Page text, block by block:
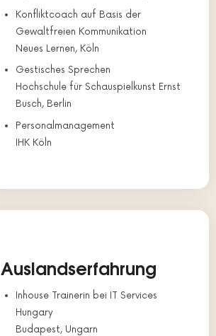
Konfliktcoach auf Basis der
Gewaltfreien Kommunikation
Neues Lernen, Köln
Gestisches Sprechen
Hochschule für Schauspielkunst Ernst
Busch, Berlin
Personalmanagement
IHK Köln
Auslandserfahrung
Inhouse Trainerin bei IT Services
Hungary
Budapest, Ungarn